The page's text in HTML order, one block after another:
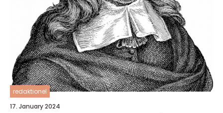
redaktionel
17. January 2024